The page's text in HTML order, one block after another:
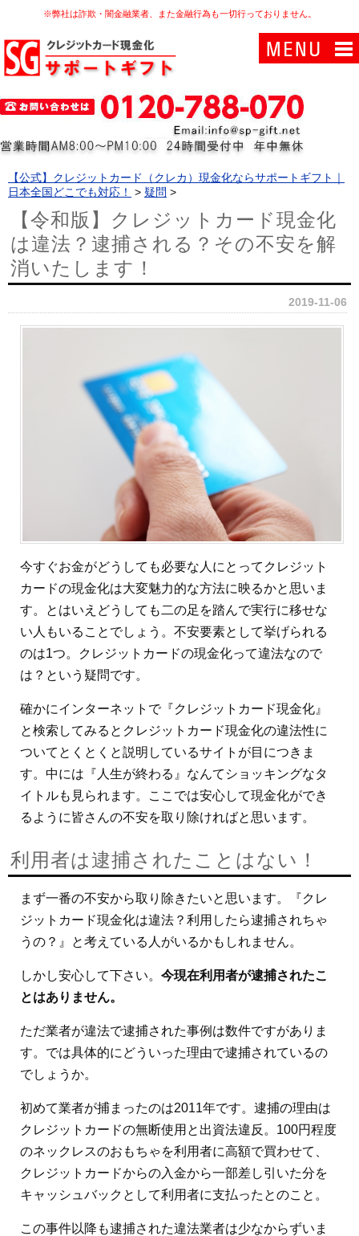
※弊社は詐欺・闇金融業者、また金融行為も一切行っておりません。
【公式】クレジットカード（クレカ）現金化ならサポートギフト｜
日本全国どこでも対応！
> 疑問 >
【令和版】クレジットカード現金化
は違法？逮捕される？その不安を解
消いたします！
2019-11-06
今すぐお金がどうしても必要な人にとってクレジット
カードの現金化は大変魅力的な方法に映るかと思いま
す。とはいえどうしても二の足を踏んで実行に移せな
い人もいることでしょう。不安要素として挙げられる
のは1つ。クレジットカードの現金化って違法なので
は？という疑問です。
確かにインターネットで『クレジットカード現金化』
と検索してみるとクレジットカード現金化の違法性に
ついてとくとくと説明しているサイトが目につきま
す。中には『人生が終わる』なんてショッキングなタ
イトルも見られます。ここでは安心して現金化ができ
るように皆さんの不安を取り除ければと思います。
利用者は逮捕されたことはない！
まず一番の不安から取り除きたいと思います。『クレ
ジットカード現金化は違法？利用したら逮捕されちゃ
うの？』と考えている人がいるかもしれません。
しかし安心して下さい。 今現在利用者が逮捕されたこ
とはありません。
ただ業者が違法で逮捕された事例は数件ですがありま
す。では具体的にどういった理由で逮捕されているの
でしょうか。
初めて業者が捕まったのは2011年です。逮捕の理由は
クレジットカードの無断使用と出資法違反。100円程度
のネックレスのおもちゃを利用者に高額で買わせて、
クレジットカードからの入金から一部差し引いた分を
キャッシュバックとして利用者に支払ったとのこと。
この事件以降も逮捕された違法業者は少なからずいま